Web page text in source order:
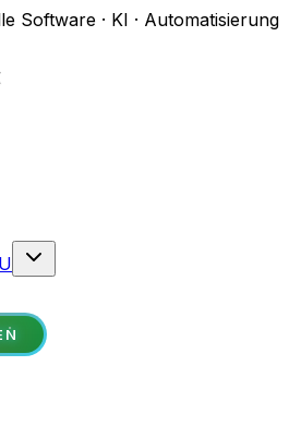
Software · KI · Automatisierung